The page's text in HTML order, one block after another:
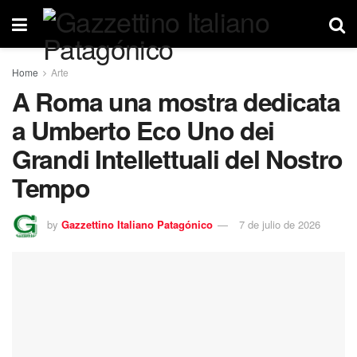
Home Arte
A Roma una mostra dedicata
a Umberto Eco Uno dei
Grandi Intellettuali del Nostro
Tempo
by Gazzettino Italiano Patagónico 7 de julio de 2026